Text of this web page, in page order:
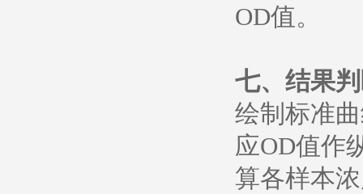
OD值。
七、 结果
绘制标准
应OD值作
算各样本